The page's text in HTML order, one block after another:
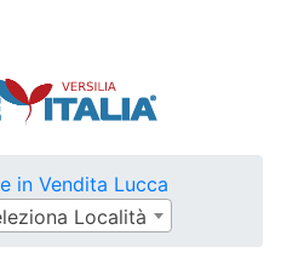
in Vendita Lucca
Località